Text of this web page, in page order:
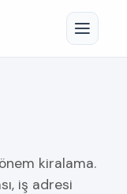
kiralama.
iş adresi